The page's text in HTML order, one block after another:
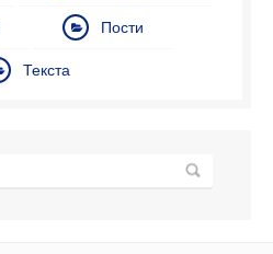
Пости
Текста